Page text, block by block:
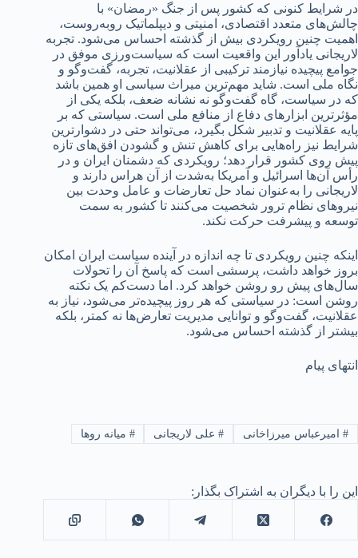
در شرایط کنونی که کشور پس از جنگ «رمضان» با
چالش‌های متعدد اقتصادی، امنیتی و دیپلماتیک روبه‌روست،
اهمیت چنین رویکردی بیش از گذشته احساس می‌شود. تجربه
لاریجانی یادآور این واقعیت است که سیاست‌ورزی موفق در
جوامع پیچیده نیازمند ترکیبی از عقلانیت، تجربه، گفت‌وگو و
نگاه ملی است. شاید مهم‌ترین میراث سیاسی او همین باشد
که در سیاست، گاه گفت‌وگو نه نشانه ضعف، بلکه یکی از
مؤثرترین ابزارهای دفاع از منافع ملی است. سیاستی که بر
پایه عقلانیت و تدبیر شکل بگیرد، می‌تواند حتی در دشوارترین
شرایط نیز راه‌هایی برای کاهش تنش و گشودن افق‌های تازه
پیش روی کشور قرار دهد؛ رویکردی که دشمنان ایران و در
رأس آن‌ها اسرائیل و آمریکا به‌شدت از آن هراس دارند و
لاریجانی را به‌عنوان نماد حل تعارضات و عامل وحدت بین
نیروهای نظام ترور شخصیت می‌کنند تا کشور به سمت
توسعه و پیشرفت حرکت نکند.
اینکه چنین رویکردی تا چه اندازه در آینده سیاست ایران امکان
بروز خواهد داشت، پرسشی است که پاسخ آن را تحولات
سال‌های پیش رو روشن خواهد کرد. اما دست‌کم یک نکته
روشن است: در سیاستی که هر روز پیچیده‌تر می‌شود، نیاز به
عقلانیت، گفت‌وگو و توانایی مدیریت تعارض‌ها نه کمتر، بلکه
بیشتر از گذشته احساس می‌شود.
انتهای پیام
#امیرعباس میرزاخانی #علی لاریجانی # میانه روها
این را با دیگران به اشتراک بگذار: